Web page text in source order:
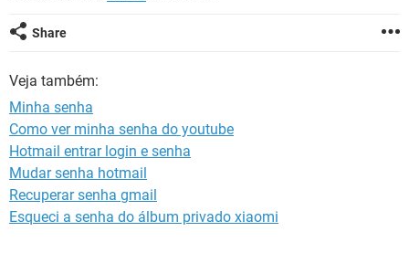
INSTAGRAM
INSTAGRAM
GUIA DE COMPRAS
Share
Veja também:
Minha senha
Como ver minha senha do youtube
Hotmail entrar login e senha
Mudar senha hotmail
Recuperar senha gmail
Esqueci a senha do álbum privado xiaomi